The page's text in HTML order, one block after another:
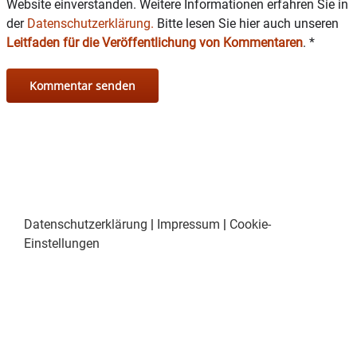
https://www.wasserburg.de/jungbuerger-
Website einverstanden. Weitere Informationen erfahren Sie in
der Datenschutzerklärung. Bitte lesen Sie hier auch unseren
Leitfaden für die Veröffentlichung von Kommentaren. *
Datenschutzerklärung | Impressum | Cookie-
Einstellungen